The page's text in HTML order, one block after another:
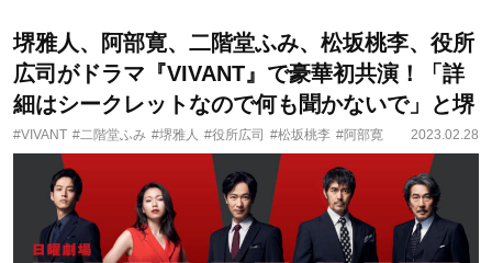
堺雅人、阿部寛、二階堂ふみ、松坂桃李、役所
広司がドラマ『VIVANT』で豪華初共演！「詳
細はシークレットなので何も聞かないで」と堺
#VIVANT #二階堂ふみ #堺雅人 #役所広司 #松坂桃李 #阿部寛 2023.02.28